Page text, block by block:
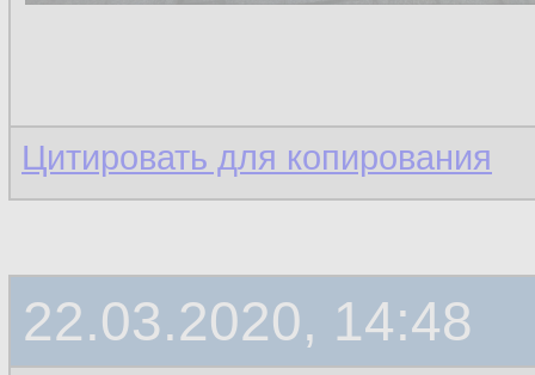
Цитировать для копирования
22.03.2020, 14:48